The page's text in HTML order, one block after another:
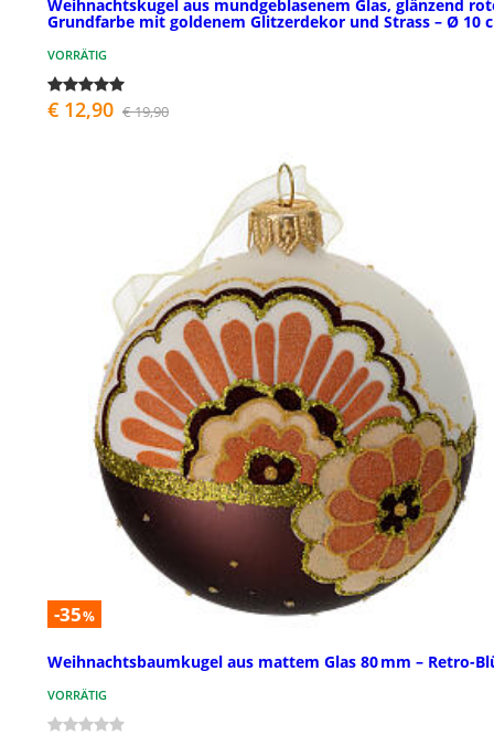
Weihnachtskugel aus mundgeblasenem Glas, glänzend
Grundfarbe mit goldenem Glitzerdekor und Strass – Ø 10
VORRÄTIG
€ 12,90 € 19,90
-35%
Weihnachtsbaumkugel aus mattem Glas 80 mm – Retro-
VORRÄTIG